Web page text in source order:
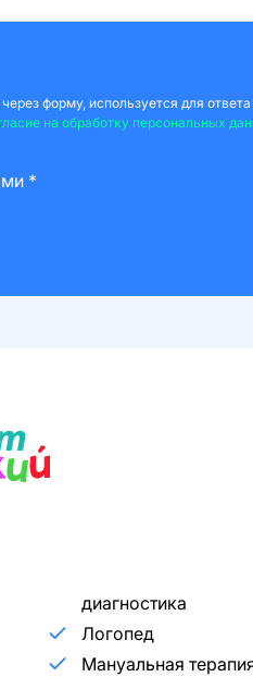
форму, используется для
на обработку персональных
*
диагностика
Логопед
Мануальная